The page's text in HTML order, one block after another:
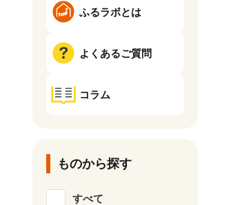
ふるラボとは
よくあるご質問
コラム
ものから探す
すべて